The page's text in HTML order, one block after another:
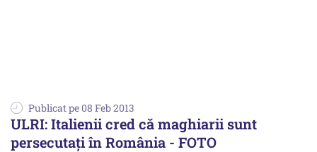
Publicat pe 08 Feb 2013
ULRI: Italienii cred că maghiarii sunt
persecutați în România - FOTO